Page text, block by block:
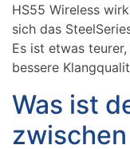
HS55 Wireless
sich das
Es ist etwas
bessere
Was ist